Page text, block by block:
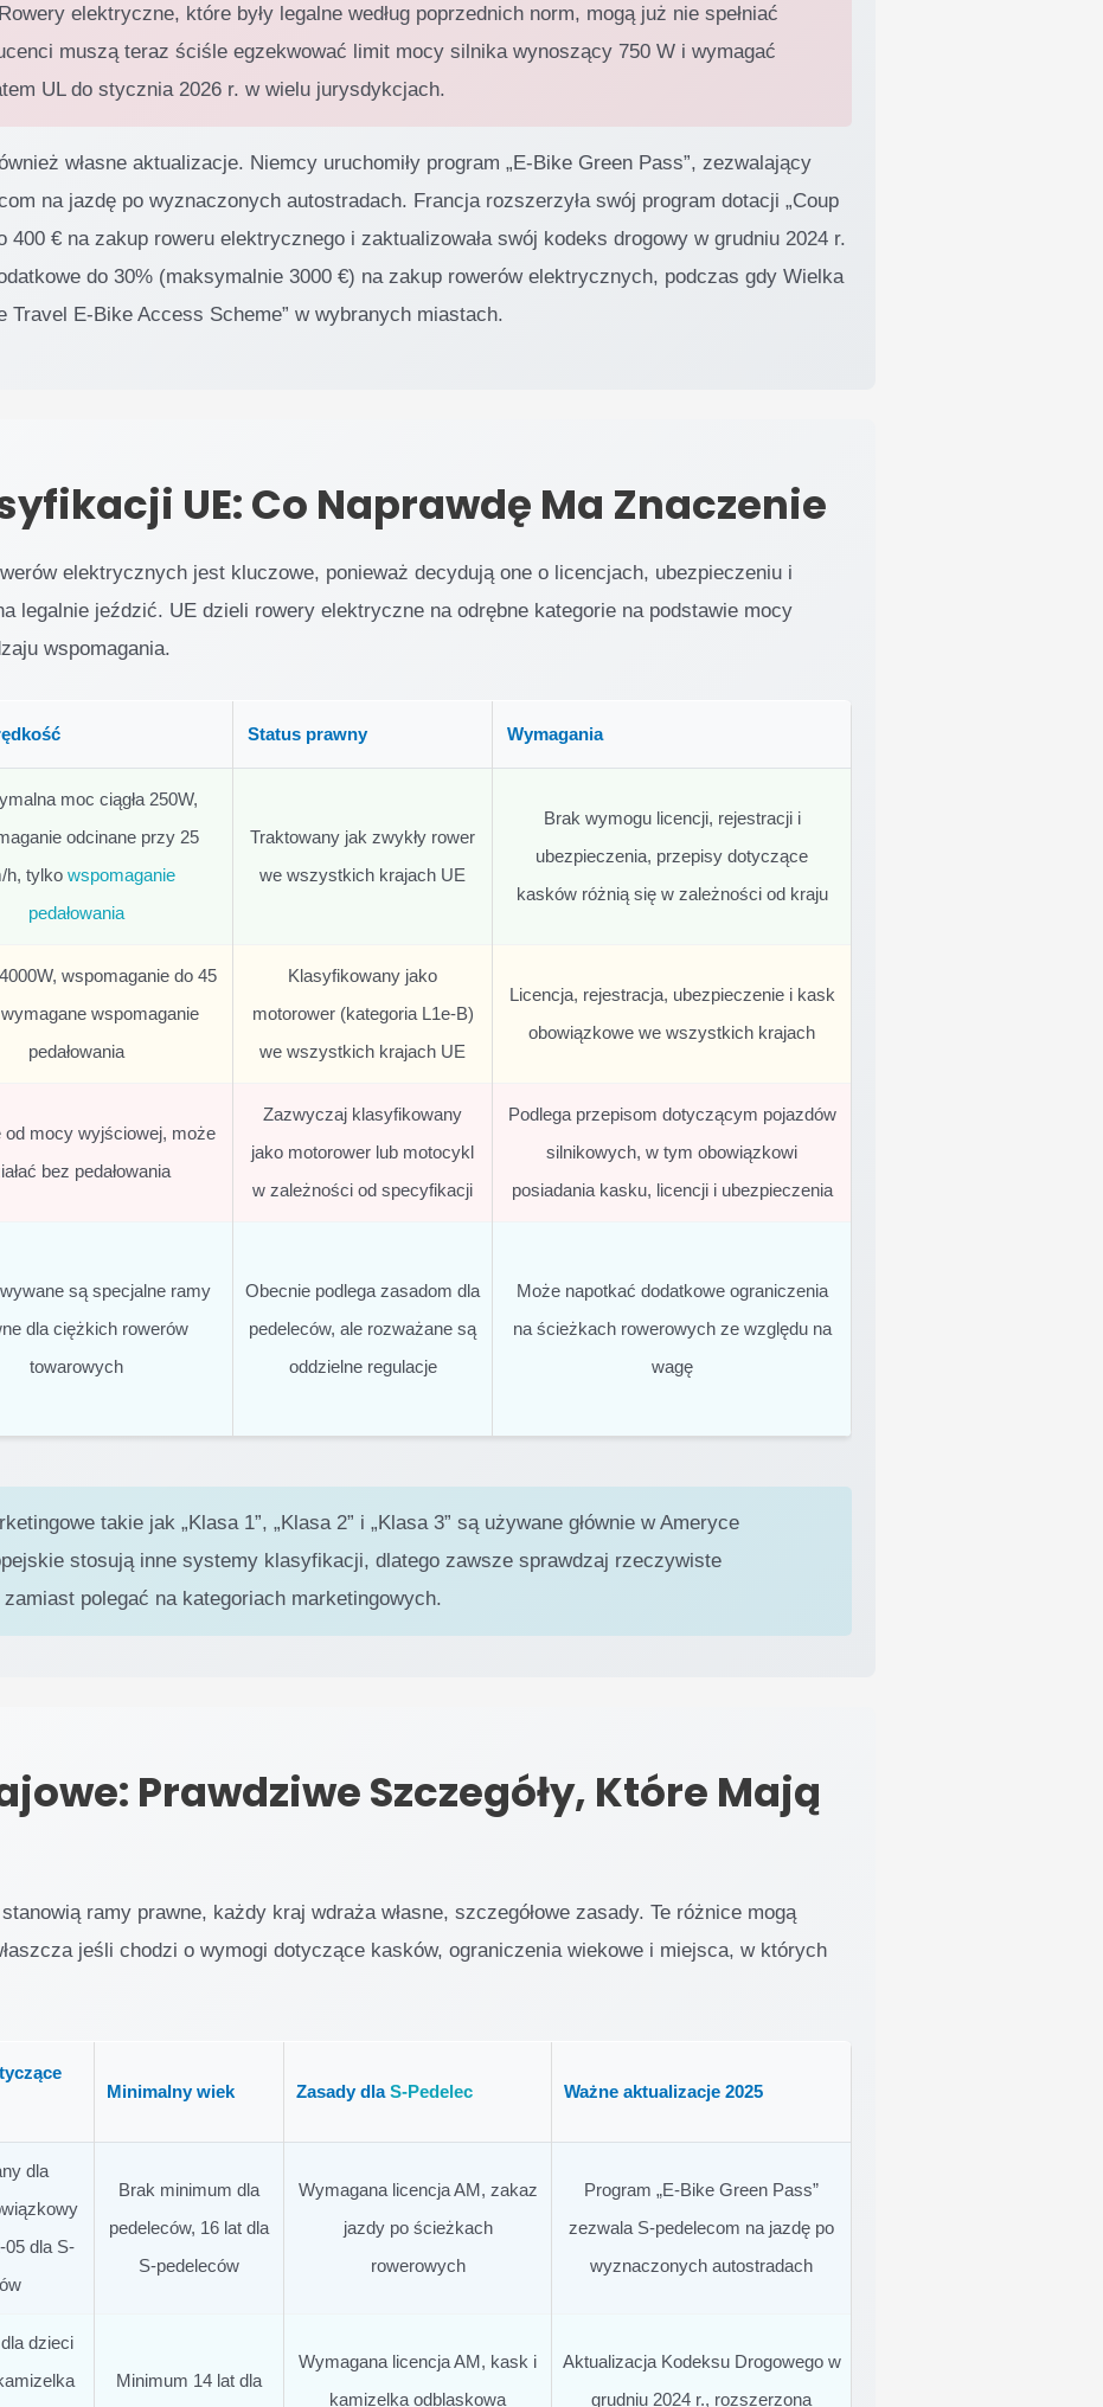
elektryczne, które były legalne według poprzednich norm, mogą już nie spełniać
muszą teraz ściśle egzekwować limit mocy silnika wynoszący 750 W i wymagać
UL do stycznia 2026 r. w wielu jurysdykcjach.
własne aktualizacje. Niemcy uruchomiły program „E-Bike Green Pass”, zezwalający
na jazdę po wyznaczonych autostradach. Francja rozszerzyła swój program dotacji „Coup
400 € na zakup roweru elektrycznego i zaktualizowała swój kodeks drogowy w grudniu 2024 r.
do 30% (maksymalnie 3000 €) na zakup rowerów elektrycznych, podczas gdy Wielka
Travel E-Bike Access Scheme” w wybranych miastach.
UE: Co Naprawdę Ma Znaczenie
elektrycznych jest kluczowe, ponieważ decydują one o licencjach, ubezpieczeniu i
legalnie jeździć. UE dzieli rowery elektryczne na odrębne kategorie na podstawie mocy
wspomagania.
Status prawny Wymagania
moc ciągła 250W,
odcinane przy 25
h, tylko wspomaganie
pedałowania
Traktowany jak zwykły rower
we wszystkich krajach UE
Brak wymogu licencji, rejestracji i
ubezpieczenia, przepisy dotyczące
kasków różnią się w zależności od kraju
wspomaganie do 45
wspomaganie
pedałowania
Klasyfikowany jako
motorower (kategoria L1e-B)
we wszystkich krajach UE
Licencja, rejestracja, ubezpieczenie i kask
obowiązkowe we wszystkich krajach
od mocy wyjściowej, może
bez pedałowania
Zazwyczaj klasyfikowany
jako motorower lub motocykl
w zależności od specyfikacji
Podlega przepisom dotyczącym pojazdów
silnikowych, w tym obowiązkowi
posiadania kasku, licencji i ubezpieczenia
są specjalne ramy
dla ciężkich rowerów
towarowych
Obecnie podlega zasadom dla
pedeleców, ale rozważane są
oddzielne regulacje
Może napotkać dodatkowe ograniczenia
na ścieżkach rowerowych ze względu na
wagę
takie jak „Klasa 1”, „Klasa 2” i „Klasa 3” są używane głównie w Ameryce
stosują inne systemy klasyfikacji, dlatego zawsze sprawdzaj rzeczywiste
polegać na kategoriach marketingowych.
Prawdziwe Szczegóły, Które Mają
ramy prawne, każdy kraj wdraża własne, szczegółowe zasady. Te różnice mogą
jeśli chodzi o wymogi dotyczące kasków, ograniczenia wiekowe i miejsca, w których
Minimalny wiek Zasady dlaS-Pedelec Ważne aktualizacje 2025
dla
05 dla S-
Brak minimum dla
pedeleców, 16 lat dla
S-pedeleców
Wymagana licencja AM, zakaz
jazdy po ścieżkach
rowerowych
Program „E-Bike Green Pass”
zezwala S-pedelecom na jazdę po
wyznaczonych autostradach
dzieci
Minimum 14 lat dla
Wymagana licencja AM, kask i
kamizelka odblaskowa
Aktualizacja Kodeksu Drogowego w
grudniu 2024 r., rozszerzona